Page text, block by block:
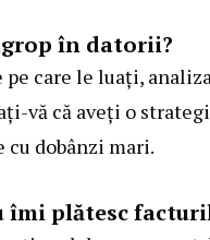
în datorii?
care le luați,
vă că aveți o
dobânzi mari.
îmi plătesc